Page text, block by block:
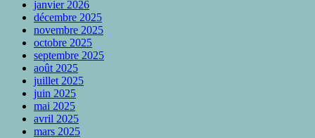
janvier 2026
décembre 2025
novembre 2025
octobre 2025
septembre 2025
août 2025
juillet 2025
juin 2025
mai 2025
avril 2025
mars 2025